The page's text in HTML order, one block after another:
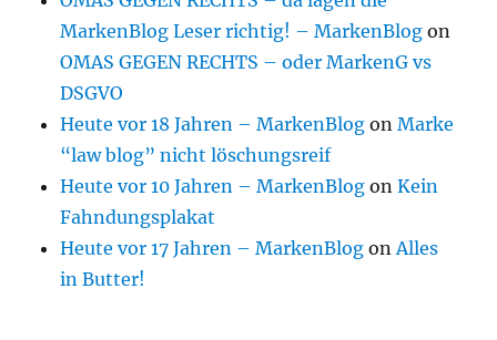
MarkenBlog Leser richtig! – MarkenBlog on
OMAS GEGEN RECHTS – oder MarkenG vs
DSGVO
Heute vor 18 Jahren – MarkenBlog onMarke
“law blog” nicht löschungsreif
Heute vor 10 Jahren – MarkenBlog onKein
Fahndungsplakat
Heute vor 17 Jahren – MarkenBlog onAlles
in Butter!